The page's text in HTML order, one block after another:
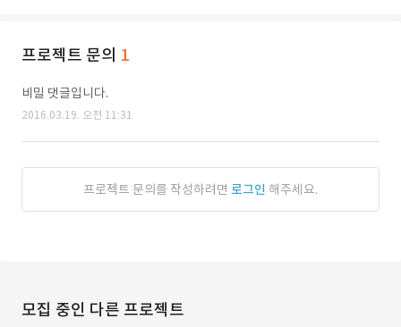
프로젝트 문의 1
비밀 댓글입니다.
2016.03.19. 오전 11:31
프로젝트 문의를 작성하려면 로그인 해주세요.
모집 중인 다른 프로젝트